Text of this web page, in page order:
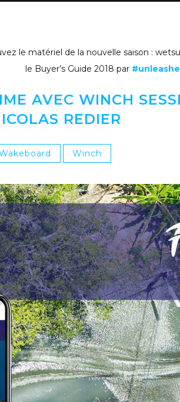
le matériel de la nouvelle saison :
le Buyer’s Guide 2018 par
AVEC WINCH
REDIER
Winch